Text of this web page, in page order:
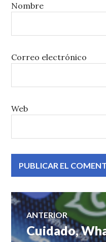
Nombre
Correo electrónico
Web
ANTERIOR
Entrada
Cuidado,